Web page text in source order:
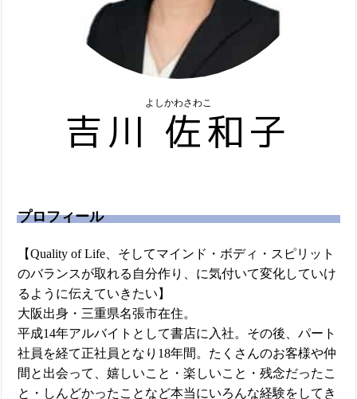
よしかわさわこ
吉川 佐和子
プロフィール
【Quality of Life、そしてマインド・ボディ・スピリット
のバランスが取れる自分作り、に気付いて変化していけ
るように伝えていきたい】
大阪出身・三重県名張市在住。
平成14年アルバイトとして書店に入社。その後、パート
社員を経て正社員となり18年間。たくさんのお客様や仲
間と出会って、嬉しいこと・楽しいこと・残念だったこ
と・しんどかったことなど本当にいろんな経験をしてき